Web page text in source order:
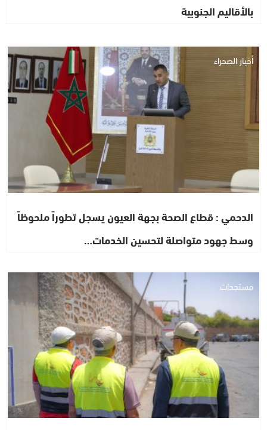
بالأقاليم الجنوبية
أخبار الصحراء
الدحمي : قطاع الصحة بجهة العيون يسجل تطوراً ملحوظاً
وسط جهود متواصلة لتحسين الخدمات…
مستجدات